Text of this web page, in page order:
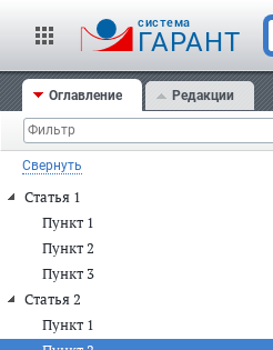
cистема
ГАРАНТ
Оглавление Редакции
Свернуть
Статья 1
Пункт 1
Пункт 2
Пункт 3
Статья 2
Пункт 1